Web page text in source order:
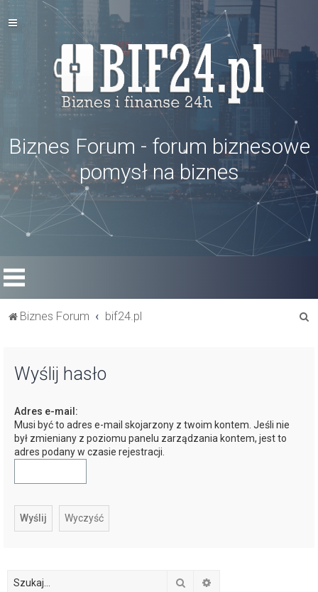
Biznes Forum - forum biznesowe
pomysł na biznes
Biznes Forum bif24.pl
Wyślij hasło
Adres e-mail:
Musi być to adres e-mail skojarzony z twoim kontem. Jeśli nie
był zmieniany z poziomu panelu zarządzania kontem, jest to
adres podany w czasie rejestracji.
Szukaj